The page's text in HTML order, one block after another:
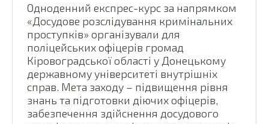
Одноденний експрес-курс за напрямком
«Досудове розслідування кримінальних
проступків» організували для
поліцейських офіцерів громад
Кіровоградської області у Донецькому
державному університеті внутрішніх
справ. Мета заходу – підвищення рівня
знань та підготовки діючих офіцерів,
забезпечення здійснення досудового